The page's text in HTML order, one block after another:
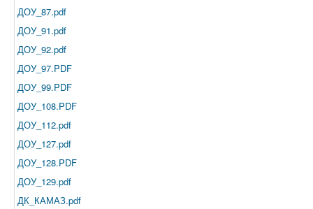
ДОУ_87.pdf
ДОУ_91.pdf
ДОУ_92.pdf
ДОУ_97.PDF
ДОУ_99.PDF
ДОУ_108.PDF
ДОУ_112.pdf
ДОУ_127.pdf
ДОУ_128.PDF
ДОУ_129.pdf
ДК_КАМАЗ.pdf